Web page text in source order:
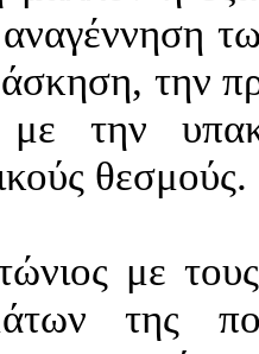
την
με την
θεσμούς.
με
της